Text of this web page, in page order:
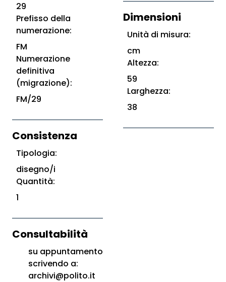
29
Prefisso della
numerazione:
FM
Numerazione
definitiva
(migrazione):
FM/29
Consistenza
Tipologia:
disegno/i
Quantità:
1
Consultabilità
su appuntamento
scrivendo a:
archivi@polito.it
Dimensioni
Unità di misura:
cm
Altezza:
59
Larghezza:
38